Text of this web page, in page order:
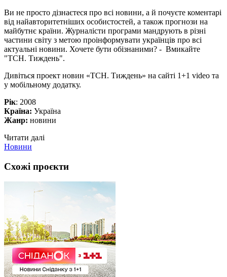
Ви не просто дізнаєтеся про всі новини, а й почуєте коментарі
від найавторитетніших особистостей, а також прогнози на
майбутнє країни. Журналісти програми мандрують в різні
частини світу з метою проінформувати українців про всі
актуальні новини. Хочете бути обізнаними? - Вмикайте
"ТСН. Тиждень".
Дивіться проект новин «ТСН. Тиждень» на сайті 1+1 video та
у мобільному додатку.
Рік: 2008
Країна: Україна
Жанр: новини
Читати далі
Новини
Схожі проєкти